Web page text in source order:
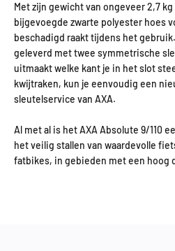
Met zijn gewicht van ongeveer 2,7
bijgevoegde zwarte polyester hoes
beschadigd raakt tijdens het
geleverd met twee symmetrische
uitmaakt welke kant je in het slot
kwijtraken, kun je eenvoudig een
sleutelservice van AXA.
Al met al is het AXA Absolute 9/110
het veilig stallen van waardevolle
fatbikes, in gebieden met een hoog